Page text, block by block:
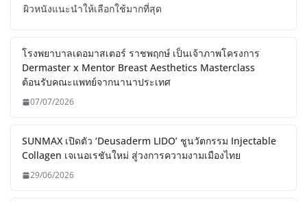
ผิวหนังแนะนำให้เลือกใช้มากที่สุด
โรงพยาบาลเดอมาสเตอร์ ราชพฤกษ์ เป็นเจ้าภาพโครงการ
Dermaster x Mentor Breast Aesthetics Masterclass
ต้อนรับคณะแพทย์จากนานาประเทศ
07/07/2026
SUNMAX เปิดตัว ‘Deusaderm LIDO’ ชูนวัตกรรม Injectable
Collagen เจเนอเรชันใหม่ สู่วงการความงามเมืองไทย
29/06/2026